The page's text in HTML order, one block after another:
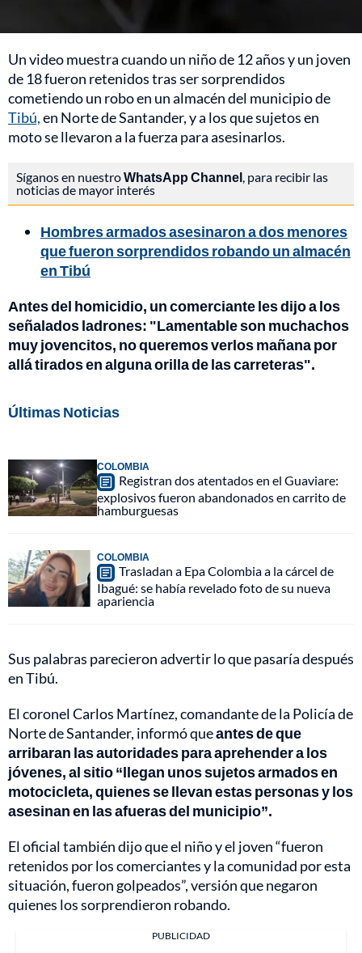
Un video muestra cuando un niño de 12 años y un joven
de 18 fueron retenidos tras ser sorprendidos
cometiendo un robo en un almacén del municipio de
Tibú,en Norte de Santander, y a los que sujetos en
moto se llevaron a la fuerza para asesinarlos.
Síganos en nuestroWhatsApp Channel , para recibir las
noticias de mayor interés
Hombres armados asesinaron a dos menores
que fueron sorprendidos robando un almacén
en Tibú
Antes del homicidio, un comerciante les dijo a los
señalados ladrones: "Lamentable son muchachos
muy jovencitos, no queremos verlos mañana por
allá tirados en alguna orilla de las carreteras".
Últimas Noticias
COLOMBIA
Registran dos atentados en el Guaviare:
explosivos fueron abandonados en carrito de
hamburguesas
COLOMBIA
Trasladan a Epa Colombia a la cárcel de
Ibagué: se había revelado foto de su nueva
apariencia
Sus palabras parecieron advertir lo que pasaría después
en Tibú.
El coronel Carlos Martínez, comandante de la Policía de
Norte de Santander, informó queantes de que
arribaran las autoridades para aprehender a los
jóvenes, al sitio “llegan unos sujetos armados en
motocicleta, quienes se llevan estas personas y los
asesinan en las afueras del municipio”.
El oficial también dijo que el niño y el joven “fueron
retenidos por los comerciantes y la comunidad por esta
situación, fueron golpeados”, versión que negaron
quienes los sorprendieron robando.
PUBLICIDAD